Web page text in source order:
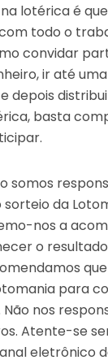
lotérica é
todo o
convidar
ir até
depois
basta
somos
sorteio da
nos a
o
para
nos
Atente-se
eletrônico